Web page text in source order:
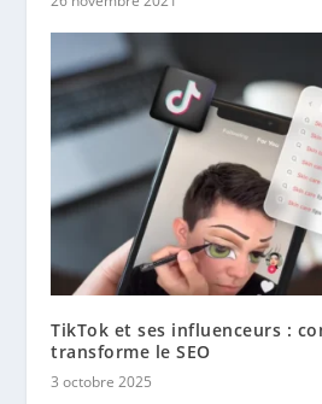
TikTok et ses influenceurs :
transforme le SEO
3 octobre 2025